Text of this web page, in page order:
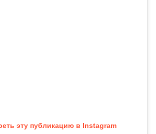
эту публикацию в Instagram